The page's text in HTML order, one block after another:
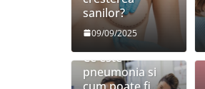
sanilor?
09/09/2025
Ce este
pneumonia si